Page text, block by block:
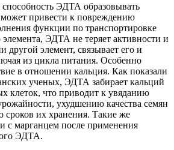
ЭДТА образовывать
привести к повреждению
функции по транспортировке
ЭДТА не теряет активности и
другой элемент, связывает его и
из цикла питания. Особенно
в отношении кальция. Как показали
ученых, ЭДТА забирает кальций
клеток, что приводит к увяданию
ухудшению качества семян
их хранения. Такие же
с марганцем после применения
ЭДТА.